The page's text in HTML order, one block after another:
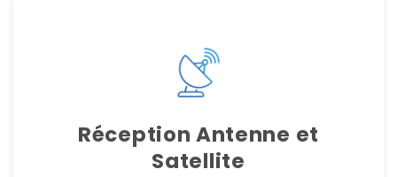
Réception Antenne et
Satellite